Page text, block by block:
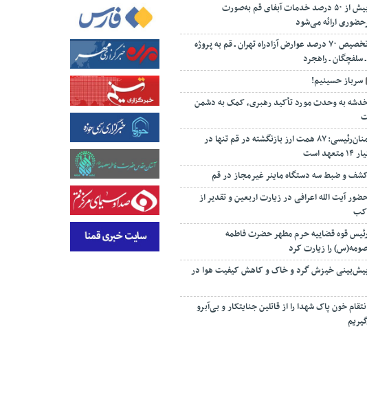
بیش از ۵۰ درصد خدمات آبفای قم به‌صورت
ارائه می‌شود
تخصیص ۷۰ درصد عوارض آزادراه تهران ـ قم به پروژه
سلفچگان ـ راهجرد
سرباز حسینیم!
به وحدت مورد تأکید رهبری، کمک به دشمن
منان‌رئیسی: ۸۷ همت ارز بازنگشته در قم تنها در
است
و ضبط سه دستگاه ماینر غیرمجاز در قم
آیت الله اعرافی در زیارت اربعین و تقدیر از
قوه قضاییه حرم مطهر حضرت فاطمه
را زیارت کرد
خیزش گرد و خاک و کاهش کیفیت هوا در
خون پاک شهدا را از قاتلین جنایتکار و بی‌آبرو